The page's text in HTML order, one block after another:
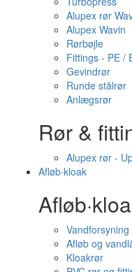
Alupex rør
Alupex Wavin
Rørbøjle
Fittings - PE /
Gevindrør
Runde stålrør
Anlægsrør
Rør &
Alupex rør -
Afløb·kloak
Vandforsyning
Afløb og
Kloakrør